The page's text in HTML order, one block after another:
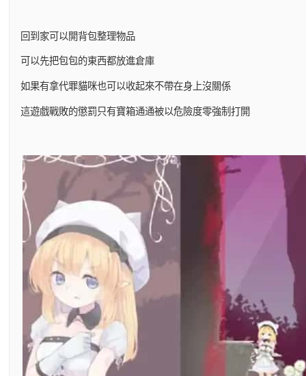
回到家可以開背包整理物品
可以先把包包的東西都放進倉庫
如果有拿代罪貓咪也可以收起來不帶在身上沒關係
這遊戲戰敗的懲罰只有寶箱通通被以危險度零強制打開